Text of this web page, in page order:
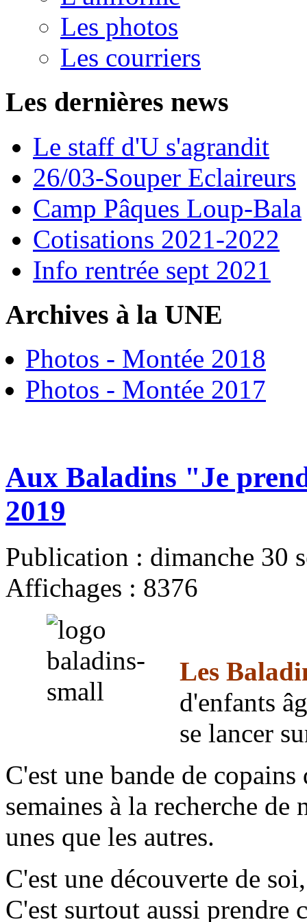
Les photos
Les courriers
Les dernières news
Le staff d'U s'agrandit
26/03-Souper Eclaireurs
Camp Pâques Loup-Bala
Cotisations 2021-2022
Info rentrée sept 2021
Archives à la UNE
Photos - Montée 2018
Photos - Montée 2017
Aux Baladins "Je
2019
Publication : dimanche 30
Affichages : 8376
Les
d'enfants
se lancer
C'est une bande de
semaines à la recherche
unes que les autres.
C'est une découverte de
C'est surtout aussi prendre